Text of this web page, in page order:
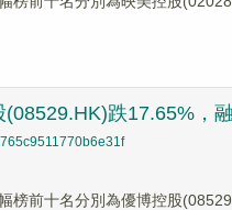
(08529.HK)跌17.65%，
榜前十名分別為優博控股